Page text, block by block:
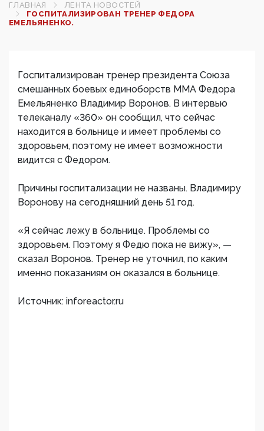
ГЛАВНАЯ
ЛЕНТА НОВОСТЕЙ
ГОСПИТАЛИЗИРОВАН ТРЕНЕР ФЕДОРА
ЕМЕЛЬЯНЕНКО.
Госпитализирован тренер президента Союза
смешанных боевых единоборств ММА Федора
Емельяненко Владимир Воронов. В интервью
телеканалу «360» он сообщил, что сейчас
находится в больнице и имеет проблемы со
здоровьем, поэтому не имеет возможности
видится с Федором.
Причины госпитализации не названы. Владимиру
Воронову на сегодняшний день 51 год.
«Я сейчас лежу в больнице. Проблемы со
здоровьем. Поэтому я Федю пока не вижу», —
сказал Воронов. Тренер не уточнил, по каким
именно показаниям он оказался в больнице.
Источник: inforeactor.ru